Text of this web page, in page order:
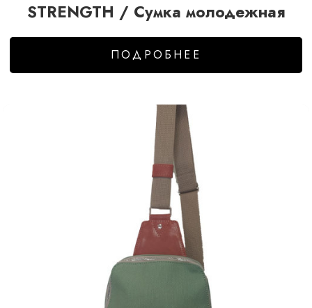
STRENGTH / Сумка молодежная
ПОДРОБНЕЕ